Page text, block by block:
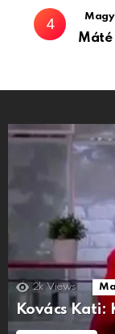
Máté
2k Views
Kovács Kati: